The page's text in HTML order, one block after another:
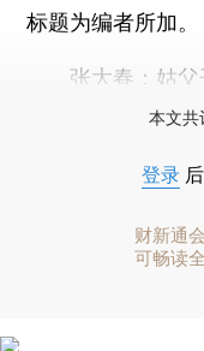
标题为编者所加。
张大春：姑
本文共
登录
财新通
可畅读